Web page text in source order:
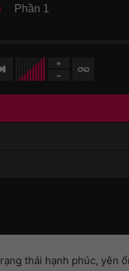
Phần 1
thái hạnh phúc, yên